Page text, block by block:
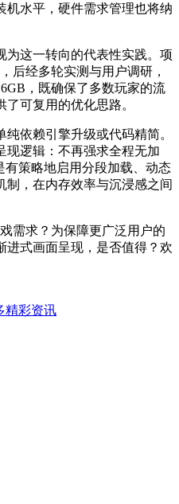
机水平，硬件需求管理也将纳
为这一转向的代表性实践。项
后经多轮实测与用户调研，
，既确保了多数玩家的流
可复用的优化思路。
依赖引擎升级或代码精简。
现逻辑：不再强求全程无加
有策略地启用分段加载、动态
制，在内存效率与沉浸感之间
需求？为保障更广泛用户的
进式画面呈现，是否值得？欢
精彩资讯